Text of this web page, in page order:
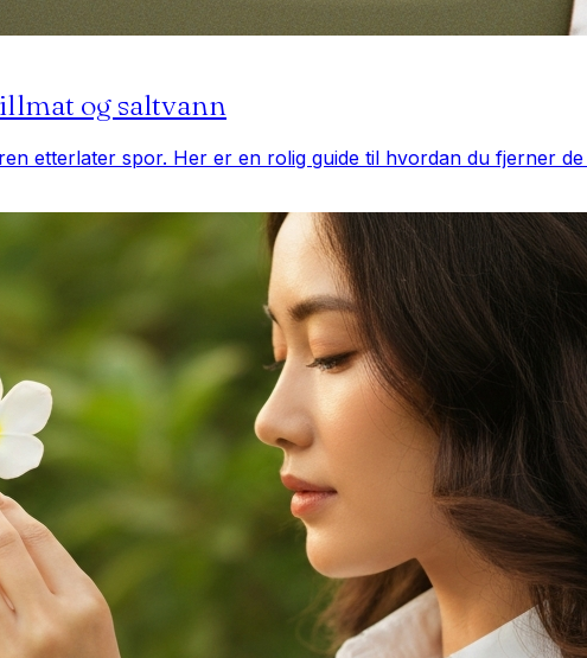
og saltvann
etterlater spor. Her er en rolig guide til hvordan du fjerner